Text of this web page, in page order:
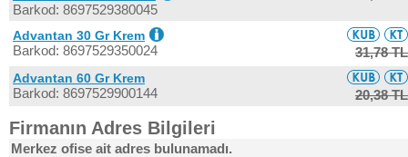
Barkod: 8697529380045
Advantan 30 Gr Krem
Barkod: 8697529350024 31,78 TL
Advantan 60 Gr Krem
Barkod: 8697529900144 20,38 TL
Firmanın Adres Bilgileri
Merkez ofise ait adres bulunamadı.